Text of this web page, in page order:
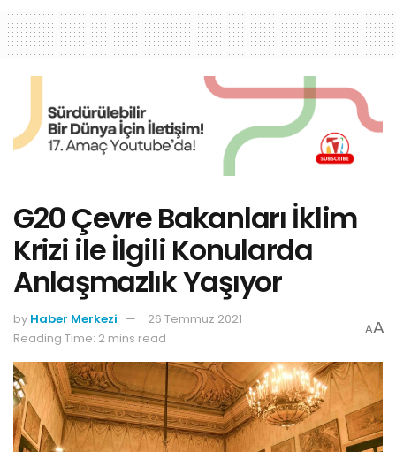
G20 Çevre Bakanları İklim
Krizi ile İlgili Konularda
Anlaşmazlık Yaşıyor
by Haber Merkezi
26 Temmuz 2021
Reading Time: 2 mins read
AA